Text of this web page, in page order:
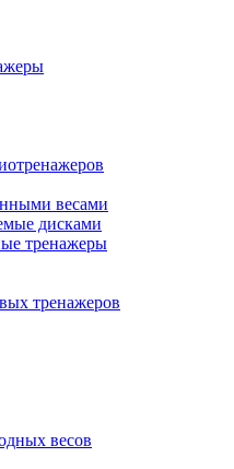
весами
дисками
тренажеры
тренажеров
весов